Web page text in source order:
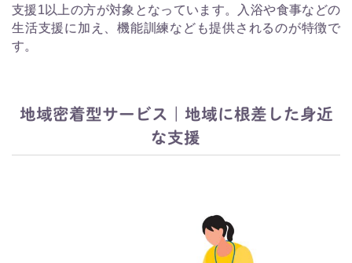
支援1以上の方が対象となっています。入浴や食事などの
生活支援に加え、機能訓練なども提供されるのが特徴で
す。
地域密着型サービス｜地域に根差した身近
な支援